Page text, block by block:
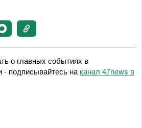
о главных событиях в
- подписывайтесь на канал 47news в